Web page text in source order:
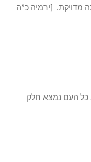
מדויקת. [ירמיה כ”ה
העם נמצא חלק